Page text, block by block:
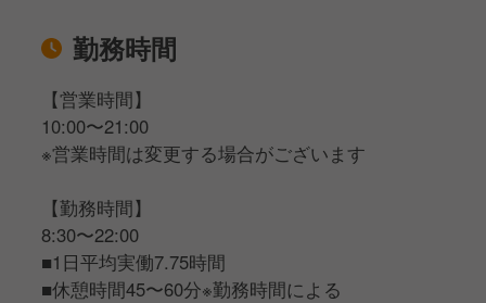
勤務時間
【営業時間】
10:00〜21:00
※営業時間は変更する場合がございます
【勤務時間】
8:30〜22:00
■1日平均実働7.75時間
■休憩時間45〜60分※勤務時間による